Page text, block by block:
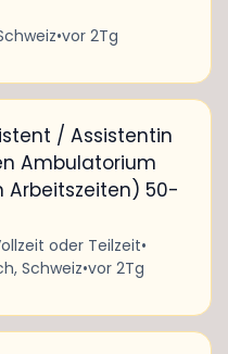
•vor 2Tg
/ Assistentin
Ambulatorium
50-
oder Teilzeit•
Schweiz•vor 2Tg